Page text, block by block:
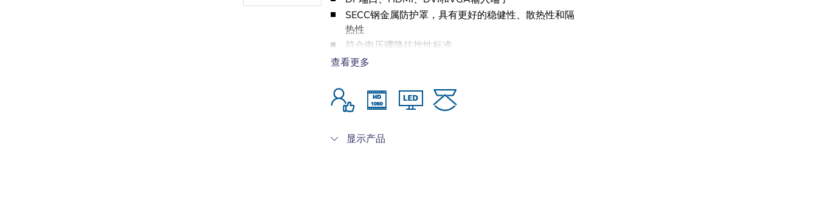
SECC钢金属防护罩，具有更好的稳健性、散热性和隔
热性
符合电压骤降抗扰性标准
4K清晰度的55英寸监视器(UML-554-90)
查看更多
显示产品